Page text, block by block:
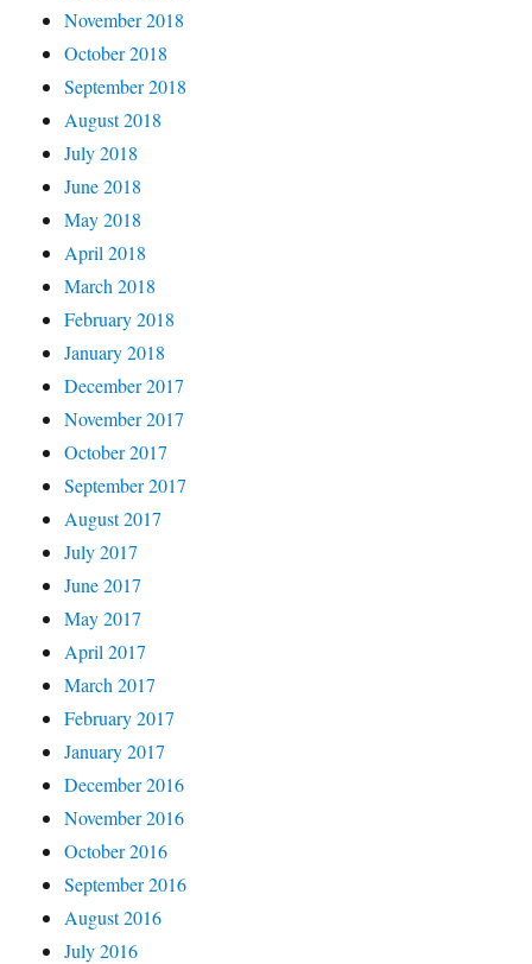
November 2018
October 2018
September 2018
August 2018
July 2018
June 2018
May 2018
April 2018
March 2018
February 2018
January 2018
December 2017
November 2017
October 2017
September 2017
August 2017
July 2017
June 2017
May 2017
April 2017
March 2017
February 2017
January 2017
December 2016
November 2016
October 2016
September 2016
August 2016
July 2016